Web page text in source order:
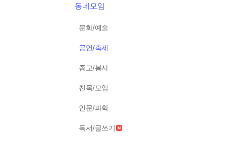
동네모임
문화/예술
공연/축제
종교/봉사
친목/모임
인문/과학
독서/글쓰기